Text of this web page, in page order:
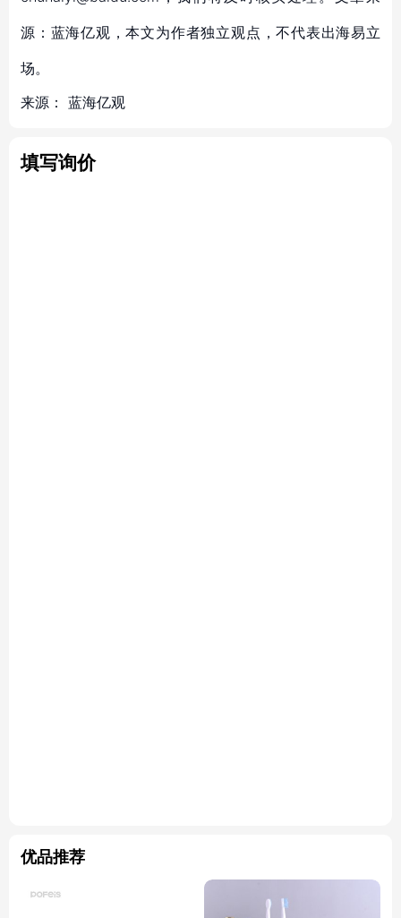
源：蓝海亿观，本文为作者独立观点，不代表出海易立
场。
来源： 蓝海亿观
填写询价
优品推荐